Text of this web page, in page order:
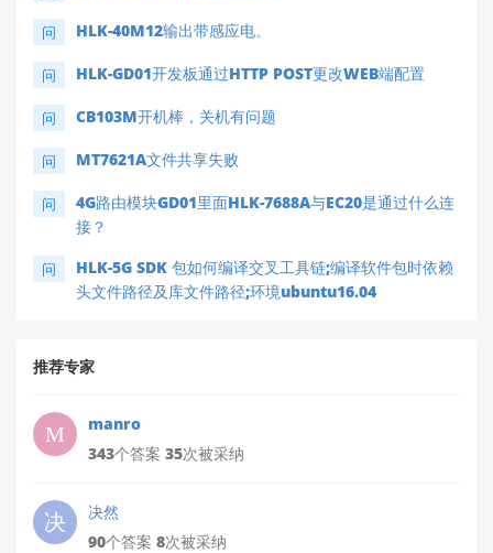
问 HLK-40M12输出带感应电。
问 HLK-GD01开发板通过HTTP POST更改WEB端配置
问 CB103M开机棒，关机有问题
问 MT7621A文件共享失败
问
4G路由模块GD01里面HLK-7688A与EC20是通过什么连
接？
问
HLK-5G SDK 包如何编译交叉工具链;编译软件包时依赖
头文件路径及库文件路径;环境ubuntu16.04
推荐专家
manro
343个答案 35次被采纳
决然
90个答案 8次被采纳